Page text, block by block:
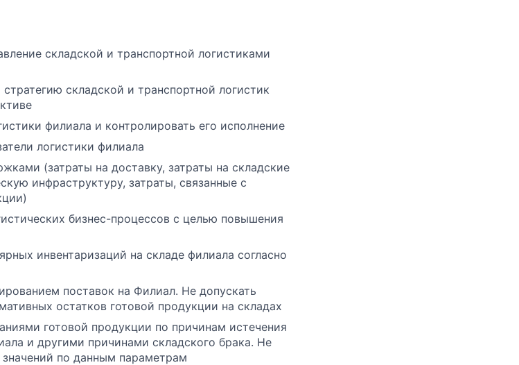
складской и транспортной логистиками
складской и транспортной логистик
филиала и контролировать его исполнение
логистики филиала
(затраты на доставку, затраты на складские
инфраструктуру, затраты, связанные с
бизнес-процессов с целью повышения
инвентаризаций на складе филиала согласно
поставок на Филиал. Не допускать
остатков готовой продукции на складах
готовой продукции по причинам истечения
и другими причинами складского брака. Не
по данным параметрам